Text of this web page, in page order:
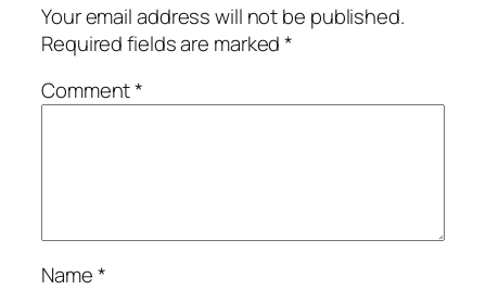
Your email address will not be published.
Required fields are marked*
Comment*
Name*